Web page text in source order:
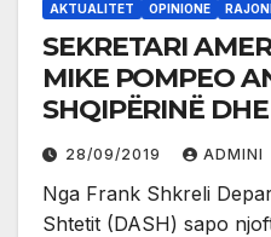
AKTUALITET OPINIONE
SEKRETARI
MIKE POMPEO
SHQIPËRINË
28/09/2019 ADMINI
Nga Frank Shkreli
Shtetit (DASH) sapo